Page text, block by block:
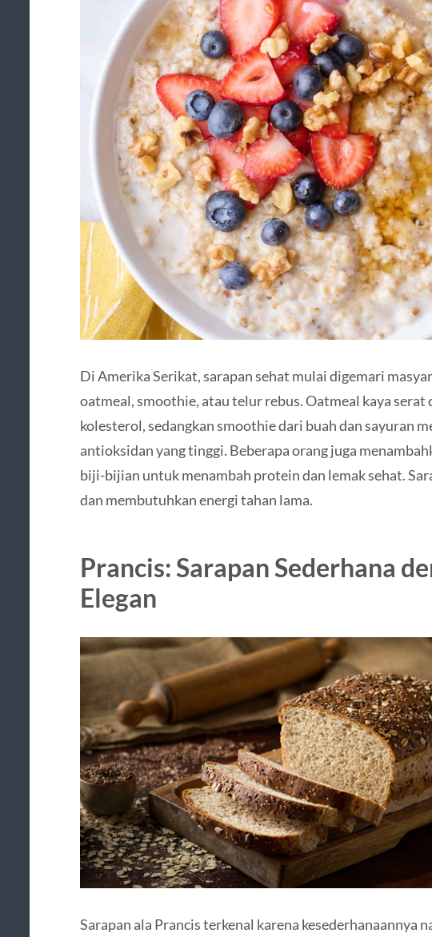
Di Amerika Serikat, sarapan sehat mulai digemari
oatmeal, smoothie, atau telur rebus. Oatmeal kaya serat
kolesterol, sedangkan smoothie dari buah dan sayuran
antioksidan yang tinggi. Beberapa orang juga
biji-bijian untuk menambah protein dan lemak sehat.
dan membutuhkan energi tahan lama.
Prancis: Sarapan Sederhana
Elegan
Sarapan ala Prancis terkenal karena kesederhanaannya